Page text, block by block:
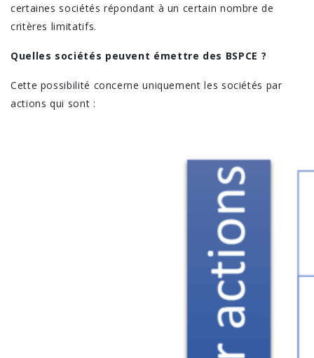
certaines sociétés répondant à un certain nombre de
critères limitatifs.
Quelles sociétés peuvent émettre des BSPCE ?
Cette possibilité concerne uniquement les sociétés par
actions qui sont :